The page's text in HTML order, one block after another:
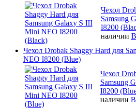
Чехол
Samsung
I8200
наличии
Чехол Drobak Shaggy Hard для
NEO I8200 (Blue)
Чехол
Samsung
I8200
наличии В